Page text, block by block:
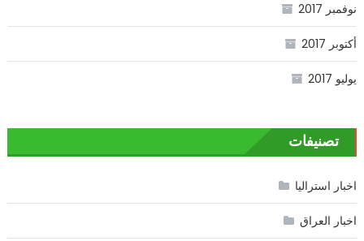
نوفمبر 2017
أكتوبر 2017
يوليو 2017
تصنيفات
اخبار استراليا
اخبار العراق